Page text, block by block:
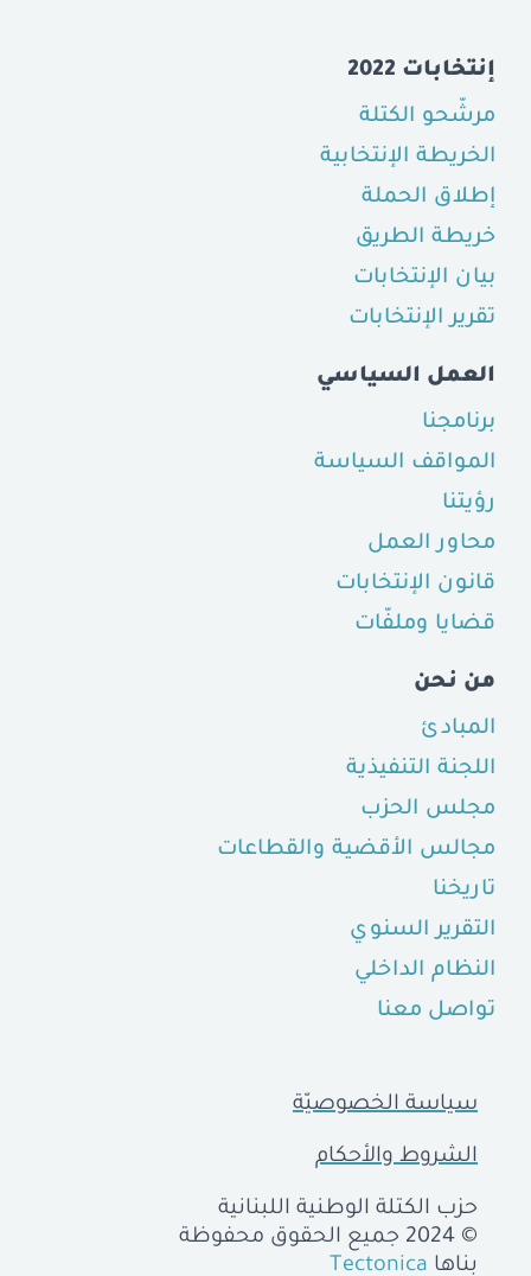
إنتخابات 2022
مرشّحو الكتلة
الخريطة الإنتخابية
إطلاق الحملة
خريطة الطريق
بيان الإنتخابات
تقرير الإنتخابات
العمل السياسي
برنامجنا
المواقف السياسة
رؤيتنا
محاور العمل
قانون الإنتخابات
قضايا وملفّات
من نحن
المبادئ
اللجنة التنفيذية
مجلس الحزب
مجالس الأقضية والقطاعات
تاريخنا
التقرير السنوي
النظام الداخلي
تواصل معنا
سياسة الخصوصيّة
الشروط والأحكام
حزب الكتلة الوطنية اللبنانية
© 2024 جميع الحقوق محفوظة
بناها Tectonica